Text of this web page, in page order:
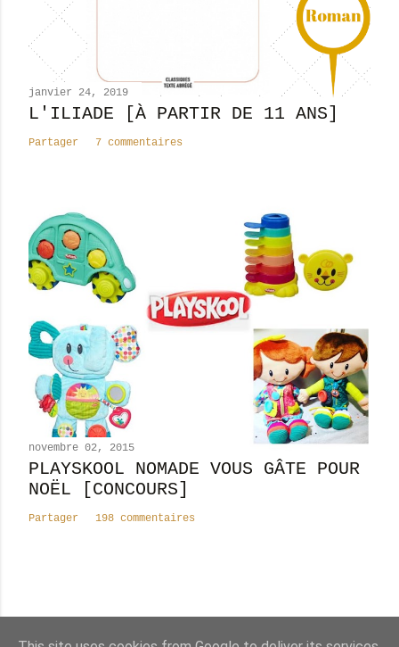
m
n
t
i
janvier 24, 2019
L'ILIADE [À PARTIR DE 11 ANS]
Partager 7 commentaires
novembre 02, 2015
PLAYSKOOL NOMADE VOUS GÂTE POUR
NOËL [CONCOURS]
Partager 198 commentaires